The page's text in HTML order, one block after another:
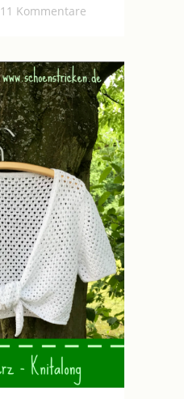
11 Kommentare